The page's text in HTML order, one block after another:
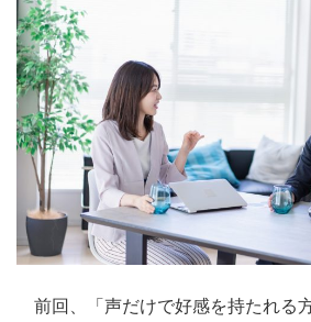
前回、「声だけで好感を持たれる